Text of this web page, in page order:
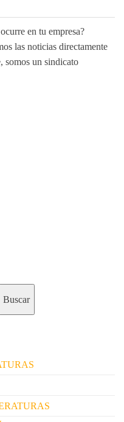
en tu empresa?
las noticias directamente
somos un sindicato
Buscar